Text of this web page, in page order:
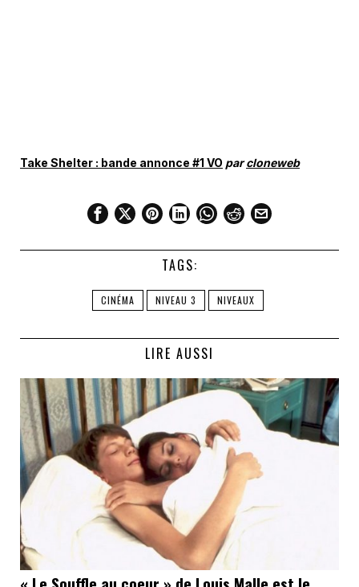
Take Shelter : bande annonce #1 VO parcloneweb
TAGS:
CINÉMA NIVEAU 3 NIVEAUX
LIRE AUSSI